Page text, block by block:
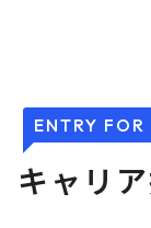
ENTRY FOR
キ ャ リ ア